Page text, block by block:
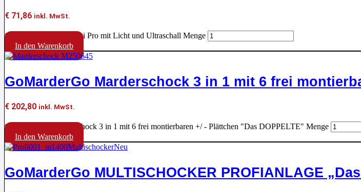
€ 71,86 inkl. MwSt.
GoMarderGo Marderfrei Pro mit Licht und Ultraschall Menge
In den Warenkorb
GoMarderGo Marderschock 3 in 1 mit 6 frei
€ 202,80 inkl. MwSt.
GoMarderGo Marderschock 3 in 1 mit 6 frei montierbaren +/ - Plättchen "Das DOPPELTE" Menge
In den Warenkorb
GoMarderGo MULTISCHOCKER PROFIANLAGE